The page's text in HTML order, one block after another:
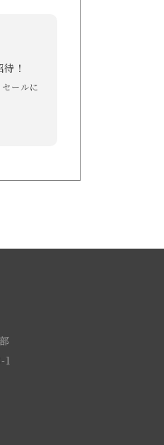
！
ールに
1